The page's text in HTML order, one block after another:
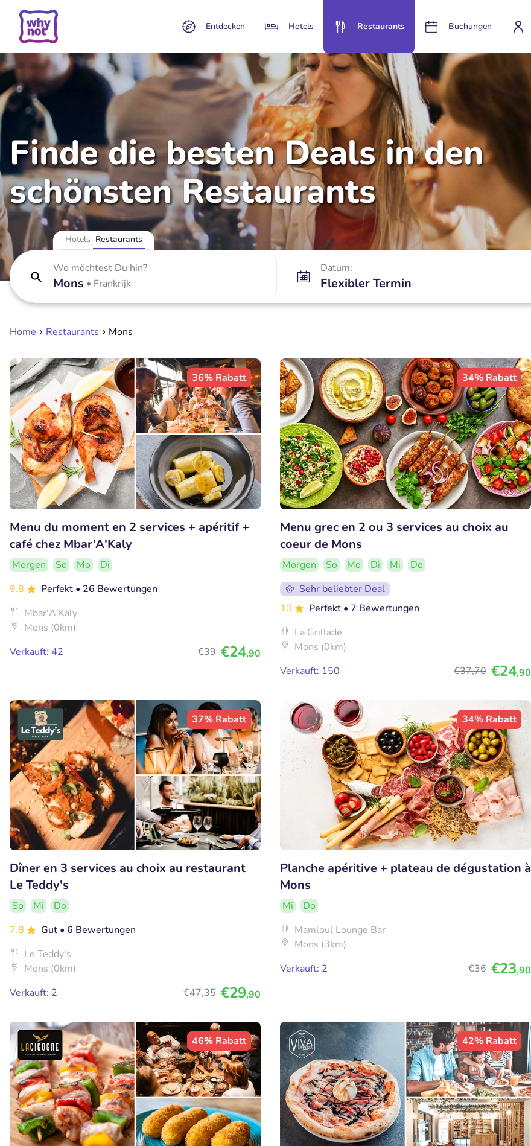
Entdecken Hotels Restaurants Buchungen
Finde die besten Deals in den
schönsten Restaurants
Hotels Restaurants
Wo möchtest Du hin?
Mons • Frankrijk
Datum:
Flexibler Termin
Home Restaurants Mons
36% Rabatt
Menu du moment en 2 services + apéritif +
café chez Mbar’A'Kaly
Morgen So Mo
Di
9.8
Perfekt • 26 Bewertungen
Mbar'A'Kaly
Mons (0km)
Verkauft: 42
€39 €24,90
34% Rabatt
Menu grec en 2 ou 3 services au choix au
coeur de Mons
Morgen So Mo Di Mi
Do
Sehr beliebter Deal
10
Perfekt • 7 Bewertungen
La Grillade
Mons (0km)
Verkauft: 150
€37,70 €24,90
37% Rabatt
Dîner en 3 services au choix au restaurant
Le Teddy's
So Mi
Do
7.8
Gut • 6 Bewertungen
Le Teddy's
Mons (0km)
Verkauft: 2
€47,35 €29,90
34% Rabatt
Planche apéritive + plateau de dégustation à
Mons
Mi
Do
Mamloul Lounge Bar
Mons (3km)
Verkauft: 2
€36 €23,90
46% Rabatt 42% Rabatt